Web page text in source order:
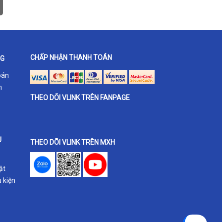
kiện
CHẤP NHẬN THANH TOÁN
THEO DÕI VLINK TRÊN FANPAGE
THEO DÕI VLINK TRÊN MXH